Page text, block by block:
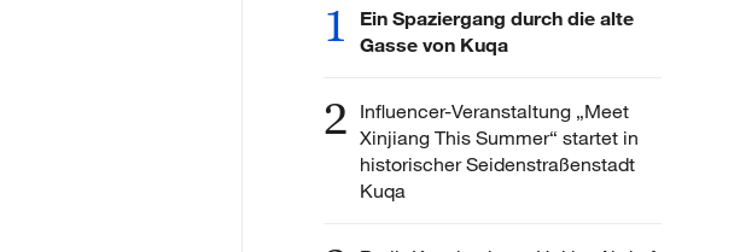
1
Ein Spaziergang durch die alte
Gasse von Kuqa
2 Influencer-Veranstaltung „Meet
Xinjiang This Summer“ startet in
historischer Seidenstraßenstadt
Kuqa